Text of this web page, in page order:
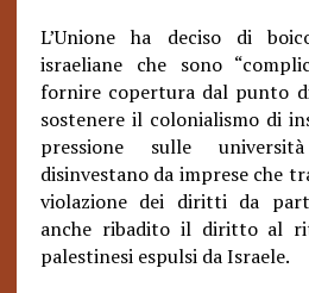
L’Unione ha deciso di
israeliane che sono
fornire copertura dal punto
sostenere il colonialismo di
pressione sulle
disinvestano da imprese che
violazione dei diritti da
anche ribadito il diritto al
palestinesi espulsi da Israele.